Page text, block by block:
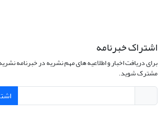
اشتراک خبرنامه
برای دریافت اخبار و اطلاعیه های مهم نشریه در خبرنامه
مشترک شوید.